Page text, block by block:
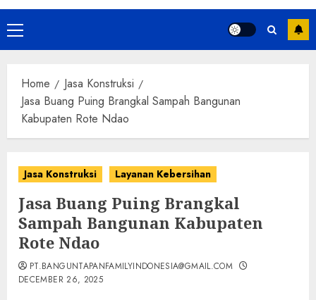
Primary
Menu
Home
Jasa Konstruksi
Jasa Buang Puing Brangkal Sampah Bangunan
Kabupaten Rote Ndao
Jasa Konstruksi Layanan Kebersihan
Jasa Buang Puing Brangkal
Sampah Bangunan Kabupaten
Rote Ndao
PT.BANGUNTAPANFAMILYINDONESIA@GMAIL.COM
DECEMBER 26, 2025